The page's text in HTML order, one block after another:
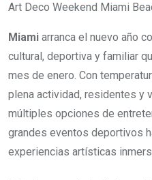
Art Deco Weekend Miami
Miami arranca el nuevo año
cultural, deportiva y familiar
mes de enero. Con
plena actividad, residentes y
múltiples opciones de
grandes eventos deportivos
experiencias artísticas